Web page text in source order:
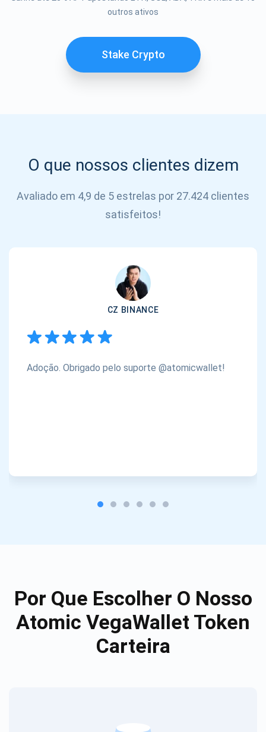
outros ativos
Stake Crypto
O que nossos clientes dizem
Avaliado em 4,9 de 5 estrelas por 27.424 clientes
satisfeitos!
CZ BINANCE
Adoção. Obrigado pelo suporte @atomicwallet!
Por Que Escolher O Nosso
Atomic VegaWallet Token
Carteira
SE
INSCREVER